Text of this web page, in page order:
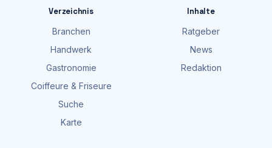
Verzeichnis
Branchen
Handwerk
Gastronomie
Coiffeure & Friseure
Suche
Karte
Inhalte
Ratgeber
News
Redaktion